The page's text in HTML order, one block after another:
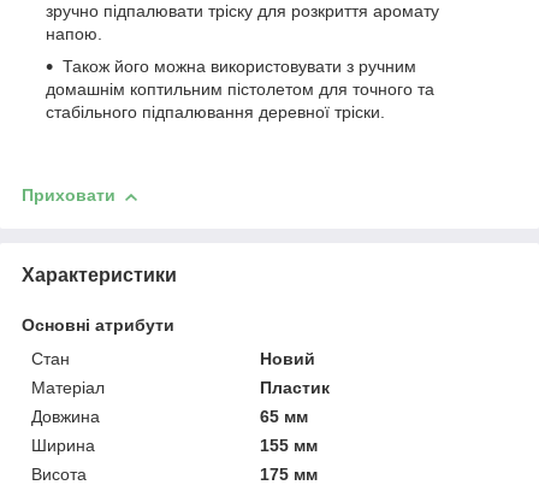
зручно підпалювати тріску для розкриття аромату
напою.
Також його можна використовувати з ручним
домашнім коптильним пістолетом для точного та
стабільного підпалювання деревної тріски.
Приховати
Характеристики
Основні атрибути
Стан
Новий
Матеріал
Пластик
Довжина
65 мм
Ширина
155 мм
Висота
175 мм